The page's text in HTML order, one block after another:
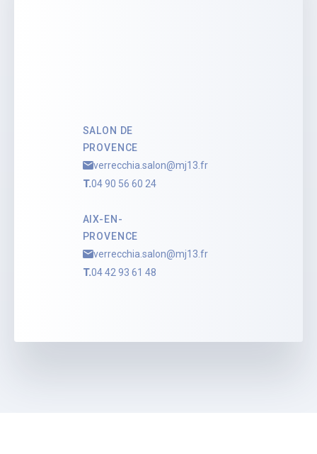
SALON DE
PROVENCE
verrecchia.salon@mj13.fr
T.04 90 56 60 24
AIX-EN-
PROVENCE
verrecchia.salon@mj13.fr
T.04 42 93 61 48